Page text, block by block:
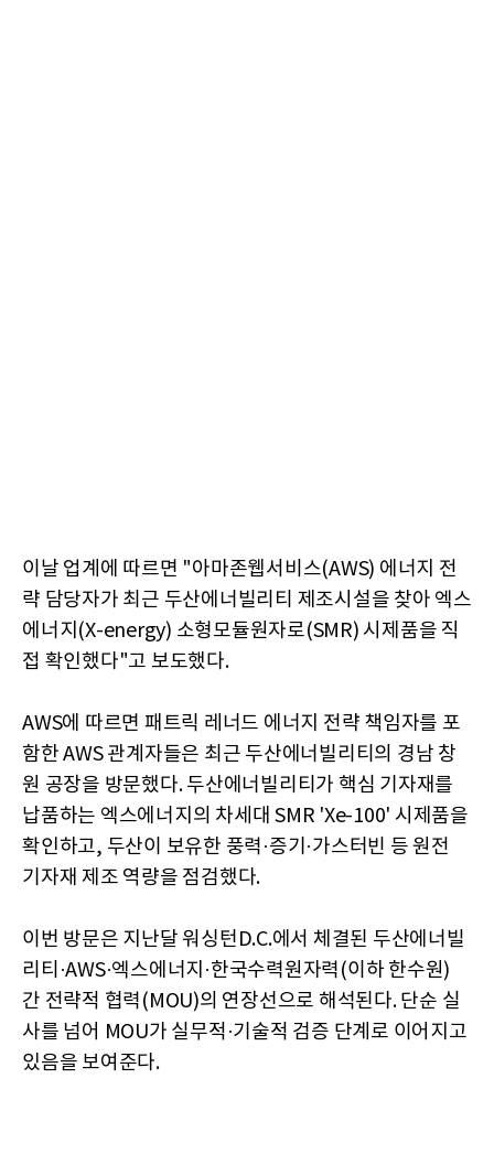
이날 업계에 따르면 "아마존웹서비스(AWS) 에너지 전
략 담당자가 최근 두산에너빌리티 제조시설을 찾아 엑스
에너지(X-energy) 소형모듈원자로(SMR) 시제품을 직
접 확인했다"고 보도했다.
AWS에 따르면 패트릭 레너드 에너지 전략 책임자를 포
함한 AWS 관계자들은 최근 두산에너빌리티의 경남 창
원 공장을 방문했다. 두산에너빌리티가 핵심 기자재를
납품하는 엑스에너지의 차세대 SMR 'Xe-100' 시제품을
확인하고, 두산이 보유한 풍력·증기·가스터빈 등 원전
기자재 제조 역량을 점검했다.
이번 방문은 지난달 워싱턴D.C.에서 체결된 두산에너빌
리티·AWS·엑스에너지·한국수력원자력(이하 한수원)
간 전략적 협력(MOU)의 연장선으로 해석된다. 단순 실
사를 넘어 MOU가 실무적·기술적 검증 단계로 이어지고
있음을 보여준다.